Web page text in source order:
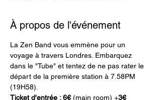
À propos de l'événement
La Zen Band vous emmène pour un
voyage à travers Londres. Embarquez
dans le "Tube" et tentez de ne pas rater le
départ de la première station à 7.58PM
(19H58).
Ticket d'entrée : 6€ (main room) +3€